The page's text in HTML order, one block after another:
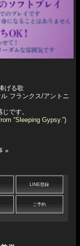
げる歌
フランクス/アントニ
です。
“Sleeping Gypsy.”)
»
LINE登録
ご予約